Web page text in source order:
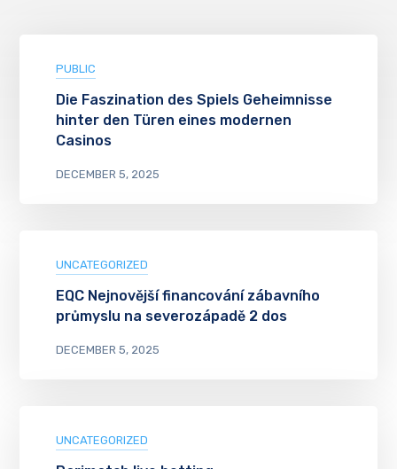
PUBLIC
Die Faszination des Spiels Geheimnisse
hinter den Türen eines modernen
Casinos
DECEMBER 5, 2025
UNCATEGORIZED
EQC Nejnovější financování zábavního
průmyslu na severozápadě 2 dos
DECEMBER 5, 2025
UNCATEGORIZED